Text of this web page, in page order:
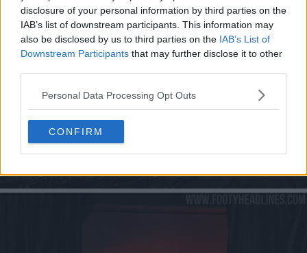
disclosure of your personal information by third parties on the
IAB’s list of downstream participants. This information may
also be disclosed by us to third parties on the IAB’s List of
Downstream Participants that may further disclose it to other
Personal Data Processing Opt Outs
CONFIRM